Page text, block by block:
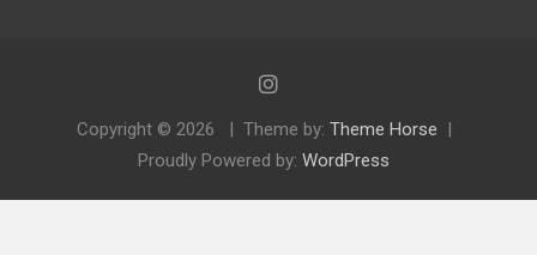
Copyright © 2026 Theme by: Theme Horse
Proudly Powered by: WordPress